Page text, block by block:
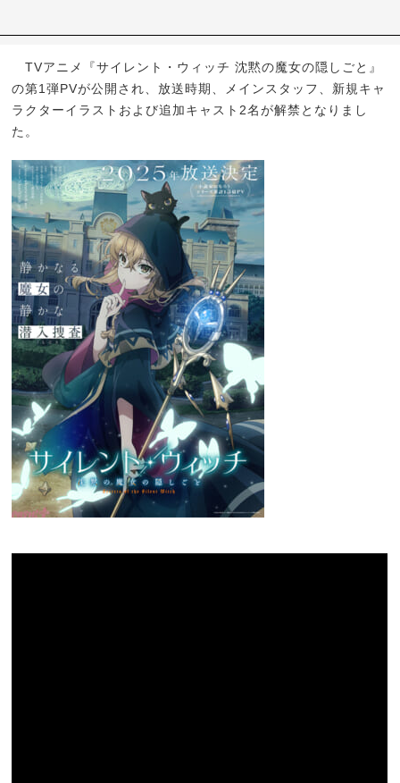
TVアニメ『サイレント・ウィッチ 沈黙の魔女の隠しごと』
の第1弾PVが公開され、放送時期、メインスタッフ、新規キャ
ラクターイラストおよび追加キャスト2名が解禁となりまし
た。